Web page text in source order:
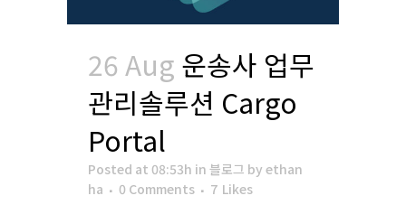
26 Aug 운송사 업무
관리솔루션 Cargo
Portal
Posted at 08:53h in 블로그 by ethan
ha
0 Comments 7 Likes